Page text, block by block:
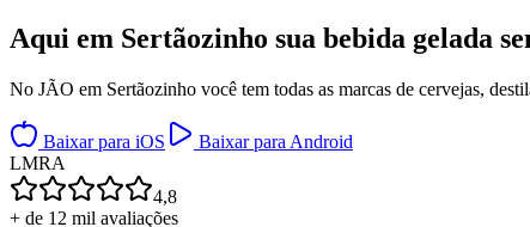
Aqui em Sertãozinho sua bebida gelada
No JÃO em Sertãozinho você tem todas as marcas de cervejas,
Baixar para iOS
Baixar para Android
LMRA
4,8
+ de 12 mil avaliações